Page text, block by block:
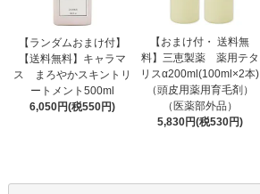
【ランダムおまけ付】
【送料無料】キャラマ
ス まろやかスキントリ
ートメント500ml
6,050円(税550円)
【おまけ付・ 送料無
料】三恵製薬 薬用テタ
リスα200ml(100ml×2本)
（頭皮用薬用育毛剤）
（医薬部外品）
5,830円(税530円)